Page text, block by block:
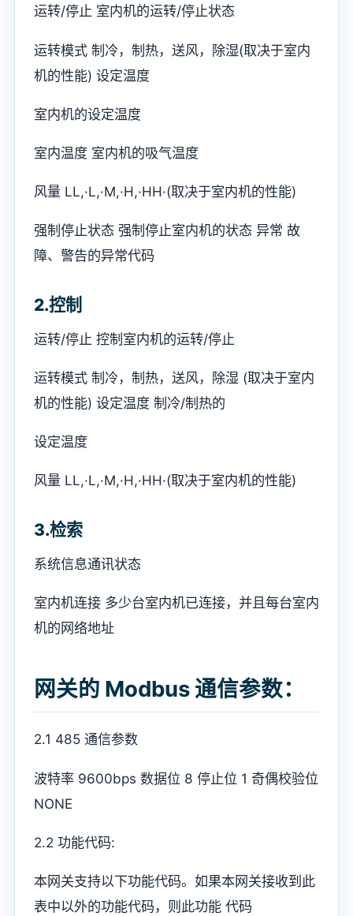
运转/停止 室内机的运转/停止状态
运转模式 制冷，制热，送风，除湿(取决于室内
机的性能) 设定温度
室内机的设定温度
室内温度 室内机的吸气温度
风量 LL,·L,·M,·H,·HH·(取决于室内机的性能)
强制停止状态 强制停止室内机的状态 异常 故
障、警告的异常代码
2.控制
运转/停止 控制室内机的运转/停止
运转模式 制冷，制热，送风，除湿 (取决于室内
机的性能) 设定温度 制冷/制热的
设定温度
风量 LL,·L,·M,·H,·HH·(取决于室内机的性能)
3.检索
系统信息通讯状态
室内机连接 多少台室内机已连接，并且每台室内
机的网络地址
网关的 Modbus 通信参数：
2.1 485 通信参数
波特率 9600bps 数据位 8 停止位 1 奇偶校验位
NONE
2.2 功能代码:
本网关支持以下功能代码。如果本网关接收到此
表中以外的功能代码，则此功能 代码